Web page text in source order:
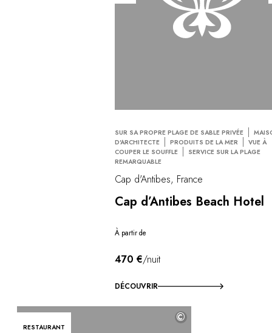
SUR SA PROPRE PLAGE DE SABLE PRIVÉE
D'ARCHITECTE
PRODUITS DE LA MER
VUE À
COUPER LE SOUFFLE
SERVICE SUR LA PLAGE
REMARQUABLE
Cap d'Antibes, France
Cap d’Antibes Beach Hotel
À partir de
470 €/nuit
DÉCOUVRIR
RESTAURANT
©